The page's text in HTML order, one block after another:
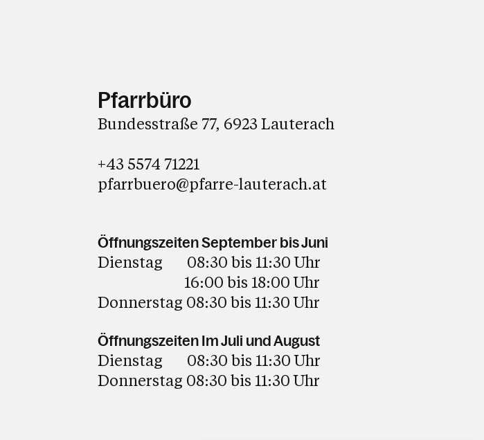
Pfarrbüro
Bundesstraße 77, 6923 Lauterach
+43 5574 71221
pfarrbuero@pfarre-lauterach.at
Öffnungszeiten September bis Juni
Dienstag 08:30 bis 11:30 Uhr
16:00 bis 18:00 Uhr
Donnerstag 08:30 bis 11:30 Uhr
Öffnungszeiten Im Juli und August
Dienstag 08:30 bis 11:30 Uhr
Donnerstag 08:30 bis 11:30 Uhr